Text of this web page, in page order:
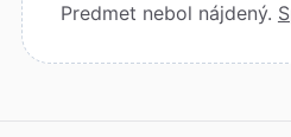
Predmet nebol nájdený.